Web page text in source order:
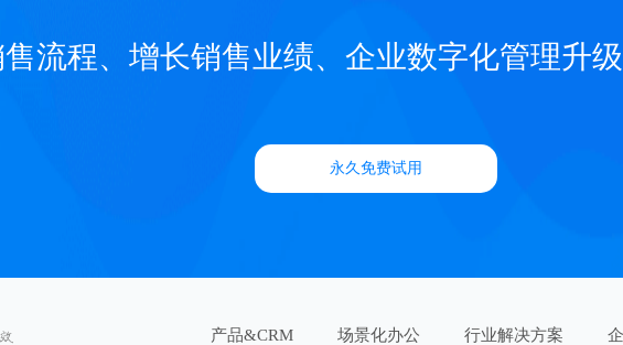
流程、增长销售业绩、企业数字化管理升
永久免费试用
产品&CRM 场景化办公 行业解决方案